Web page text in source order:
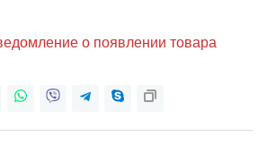
о появлении товара